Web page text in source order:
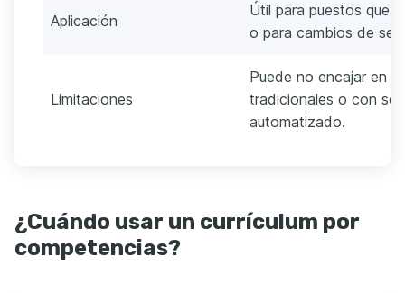
Aplicación
Útil para puestos que
o para cambios de
Limitaciones
Puede no encajar en
tradicionales o con
automatizado.
¿Cuándo usar un currículum por
competencias?